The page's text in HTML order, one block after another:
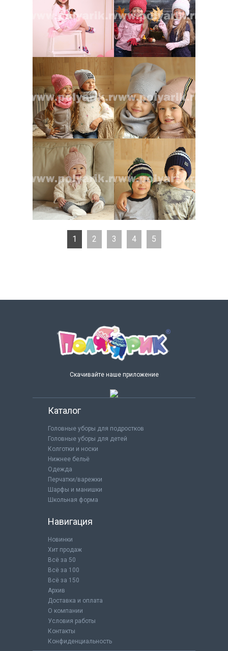
1 2 3 4 5
Скачивайте наше приложение
Каталог
Головные уборы для подростков
Головные уборы для детей
Колготки и носки
Нижнее бельё
Одежда
Перчатки/варежки
Шарфы и манишки
Школьная форма
Навигация
Новинки
Хит продаж
Всё за 50
Всё за 100
Всё за 150
Архив
Доставка и оплата
О компании
Условия работы
Контакты
Конфиденциальность